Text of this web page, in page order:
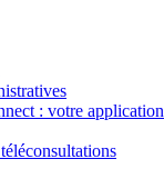
: votre application